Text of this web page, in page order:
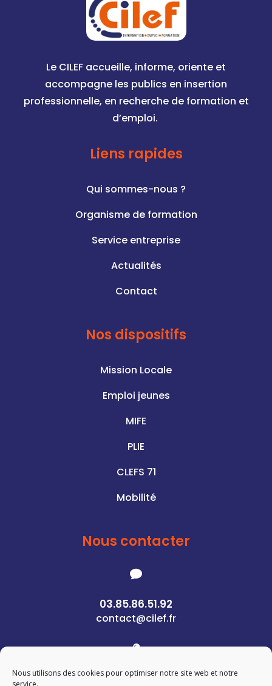
Nous utilisons des cookies pour optimiser notre site web et notre
service.
Le CILEF accueille, informe, oriente et
accompagne les publics en insertion
professionnelle, en recherche de formation et
d’emploi.
Liens rapides
Qui sommes-nous ?
Organisme de formation
Service entreprise
Actualités
Contact
Nos dispositifs
Mission Locale
Emploi jeunes
MIFE
PLIE
CLEFS 71
Mobilité
Nous contacter

03.85.86.51.92
contact@cilef.fr

1 Rue des Pierres